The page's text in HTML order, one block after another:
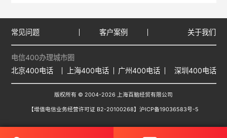
常见问题 客户案例 关于我们
电信400办理城市圈
北京400电话
上海400电话 广州400电话 深圳400电话
版权所有 © 2004-2026 上海百脑经贸有限公司
【增值电信业务经营许可证 B2-20100268】 沪ICP备19036583号-5